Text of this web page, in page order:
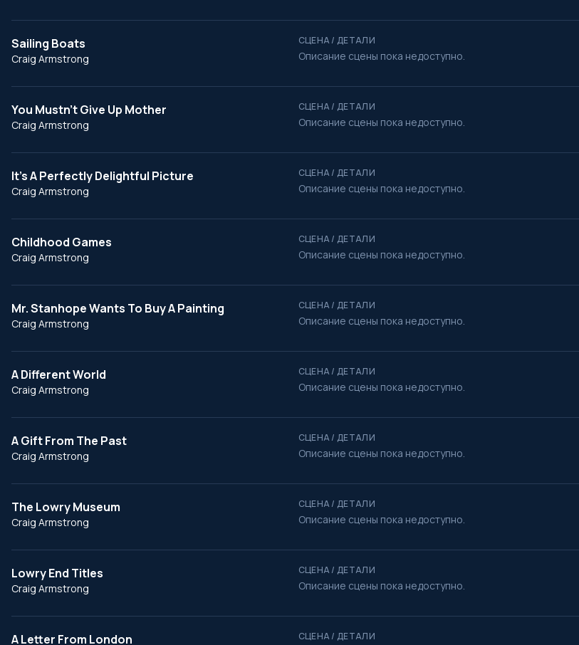
Sailing Boats
Craig Armstrong
СЦЕНА / ДЕТАЛИ
Описание сцены пока недоступно.
You Mustn’t Give Up Mother
Craig Armstrong
СЦЕНА / ДЕТАЛИ
Описание сцены пока недоступно.
It’s A Perfectly Delightful Picture
Craig Armstrong
СЦЕНА / ДЕТАЛИ
Описание сцены пока недоступно.
Childhood Games
Craig Armstrong
СЦЕНА / ДЕТАЛИ
Описание сцены пока недоступно.
Mr. Stanhope Wants To Buy A Painting
Craig Armstrong
СЦЕНА / ДЕТАЛИ
Описание сцены пока недоступно.
A Different World
Craig Armstrong
СЦЕНА / ДЕТАЛИ
Описание сцены пока недоступно.
A Gift From The Past
Craig Armstrong
СЦЕНА / ДЕТАЛИ
Описание сцены пока недоступно.
The Lowry Museum
Craig Armstrong
СЦЕНА / ДЕТАЛИ
Описание сцены пока недоступно.
Lowry End Titles
Craig Armstrong
СЦЕНА / ДЕТАЛИ
Описание сцены пока недоступно.
A Letter From London СЦЕНА / ДЕТАЛИ